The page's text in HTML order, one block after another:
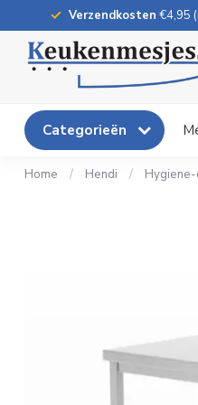
Verzendkosten €4,95
Categorieën
Home / Hendi /